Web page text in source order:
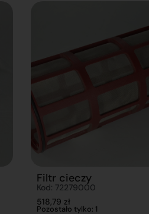
Filtr cieczy
Kod: 72279000
518,79 zł
Pozostało tylko: 1